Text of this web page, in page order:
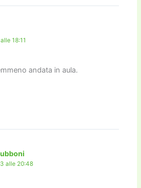
18:11
andata in aula.
alle 20:48